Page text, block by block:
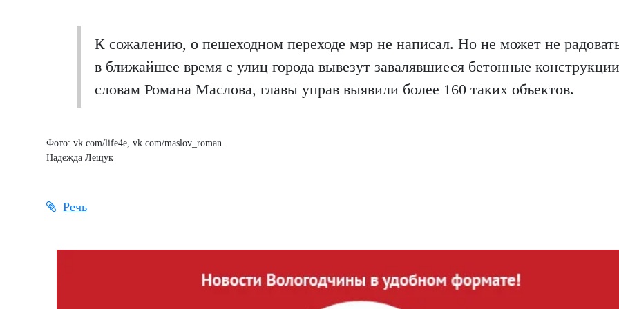
К сожалению, о пешеходном переходе мэр не написал. Но не может не
в ближайшее время с улиц города вывезут завалявшиеся бетонные
словам Романа Маслова, главы управ выявили более 160 таких объектов.
Фото: vk.com/life4e, vk.com/maslov_roman
Надежда Лещук
Речь